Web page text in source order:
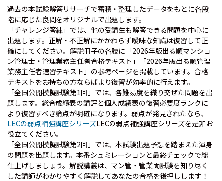
過去の本試験解答リサーチで蓄積・整理したデータをもとに各段
階に応じた良問をオリジナルで出題します。
「チャレンジ答練」では、他の受講生も解答できる問題を中心に
出題します。正解・不正解にかかわらず曖昧な知識は復習して正
確にしてください。解説冊子の各肢に「2026年版出る順マンショ
ン管理士・管理業務主任者合格テキスト」「2026年版出る順管理
業務主任者速習テキスト」の参考ページを掲載しています。合格
テキストをお持ちの方ならばより復習が効率的に行えます。
「全国公開模擬試験第1回」では、各難易度を織り交ぜた問題を出
題します。総合成績表の講評と個人成績表の復習必要度ランクに
より復習すべき論点が明確になります。弱点が発見されたなら、
LECの弱点補強講座シリーズLECの弱点補強講座シリーズを是非お
役立てください。
「全国公開模擬試験第2回」では、本試験出題予想を踏まえた渾身
の問題を出題します。本番シュミレーションと最終チェックで総
仕上げしましょう。解説講義は、マン管・管業両試験を知り尽く
した講師がわかりやすく解説してあなたの合格を後押しします！